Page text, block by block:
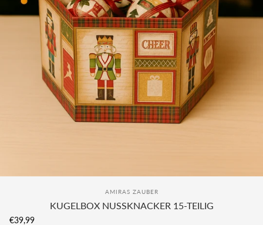
Anbieter:
AMIRAS ZAUBER
KUGELBOX NUSSKNACKER 15-TEILIG
€39,99